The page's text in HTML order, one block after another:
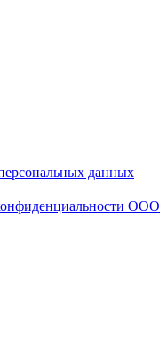
данных
ООО